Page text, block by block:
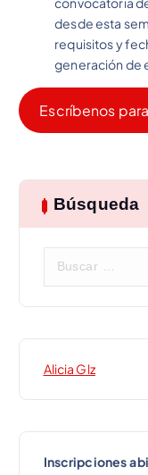
desde esta
requisitos y
generación de
Escríbenos
Búsqueda
:
Alicia Glz
Inscripciones